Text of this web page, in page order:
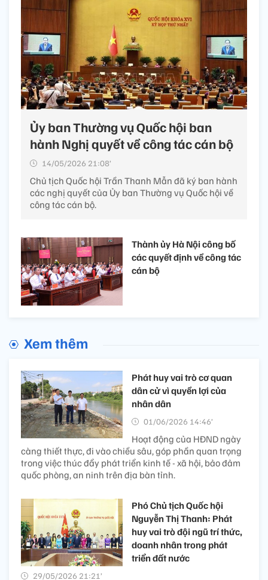
Ủy ban Thường vụ Quốc hội ban
hành Nghị quyết về công tác cán bộ
14/05/2026 21:08’
Chủ tịch Quốc hội Trần Thanh Mẫn đã ký ban hành
các nghị quyết của Ủy ban Thường vụ Quốc hội về
công tác cán bộ.
Thành ủy Hà Nội công bố
các quyết định về công tác
cán bộ
Xem thêm
Phát huy vai trò cơ quan
dân cử vì quyền lợi của
nhân dân
01/06/2026 14:46’
Hoạt động của HĐND ngày
càng thiết thực, đi vào chiều sâu, góp phần quan trọng
trong việc thúc đẩy phát triển kinh tế - xã hội, bảo đảm
quốc phòng, an ninh trên địa bàn tỉnh.
Phó Chủ tịch Quốc hội
Nguyễn Thị Thanh: Phát
huy vai trò đội ngũ trí thức,
doanh nhân trong phát
triển đất nước
29/05/2026 21:21’